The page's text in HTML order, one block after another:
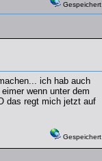
Gespeichert
ich hab auch
wenn unter dem
das regt mich jetzt auf
Gespeichert